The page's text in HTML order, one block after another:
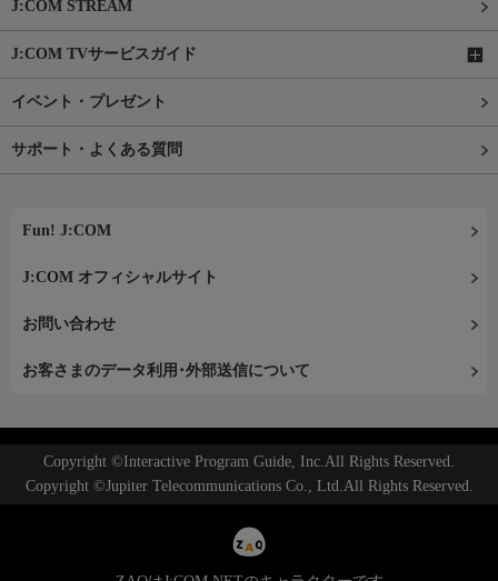
J:COM STREAM
J:COM TVサービスガイド
イベント・プレゼント
サポート・よくある質問
Fun! J:COM
J:COM オフィシャルサイト
お問い合わせ
お客さまのデータ利用･外部送信について
Copyright ©Interactive Program Guide, Inc.All Rights Reserved.
Copyright ©Jupiter Telecommunications Co., Ltd.All Rights Reserved.